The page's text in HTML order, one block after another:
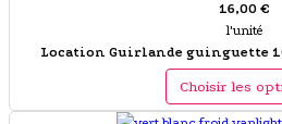
16,00 €
l'unité
Location Guirlande guinguette 10
Choisir les